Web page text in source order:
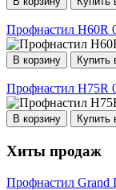
Профнастил H60R
В корзину Купить
Профнастил Н75R
В корзину Купить
Хиты продаж
Профнастил Grand